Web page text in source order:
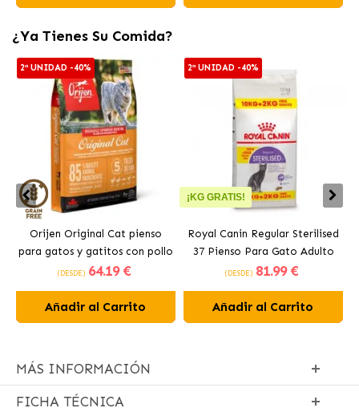
¿Ya Tienes Su Comida?
2ª UNIDAD -40%
Orijen Original Cat pienso
para gatos y gatitos con pollo
(DESDE) 64.19 €
Añadir al Carrito
2ª UNIDAD -40%
¡KG GRATIS!
Royal Canin Regular Sterilised
37 Pienso Para Gato Adulto
Esterilizado
(DESDE) 81.99 €
Añadir al Carrito
MÁS INFORMACIÓN
FICHA TÉCNICA